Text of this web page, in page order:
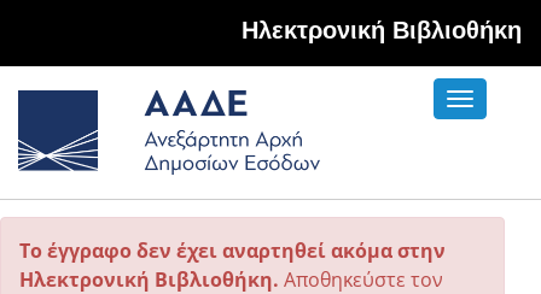
Hλεκτρονική Βιβλιοθήκη
Toggle
Το έγγραφο δεν έχει αναρτηθεί ακόμα στην
Ηλεκτρονική Βιβλιοθήκη. Αποθηκεύστε τον